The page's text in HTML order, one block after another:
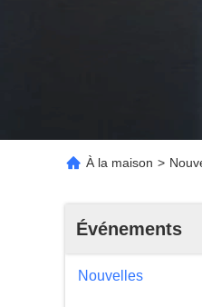
À la maison >
Événements
Nouvelles